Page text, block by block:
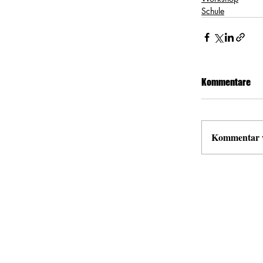
Schule
Kommentare
Kommentar